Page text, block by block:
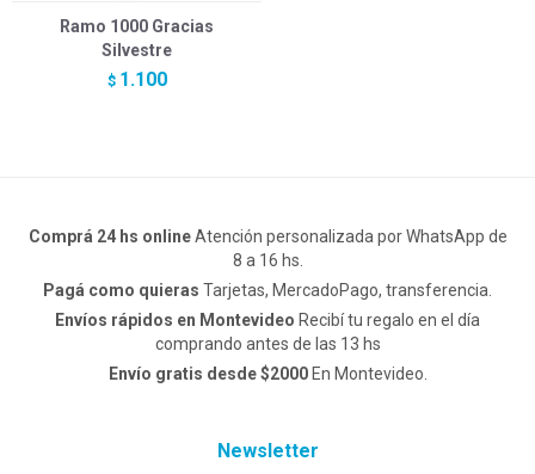
Ramo 1000 Gracias
Silvestre
$ 1.100
Comprá 24 hs onlineAtención personalizada por WhatsApp de
8 a 16 hs.
Pagá como quieras Tarjetas, MercadoPago, transferencia.
Envíos rápidos en Montevideo Recibí tu regalo en el día
comprando antes de las 13 hs
Envío gratis desde $2000En Montevideo.
Newsletter